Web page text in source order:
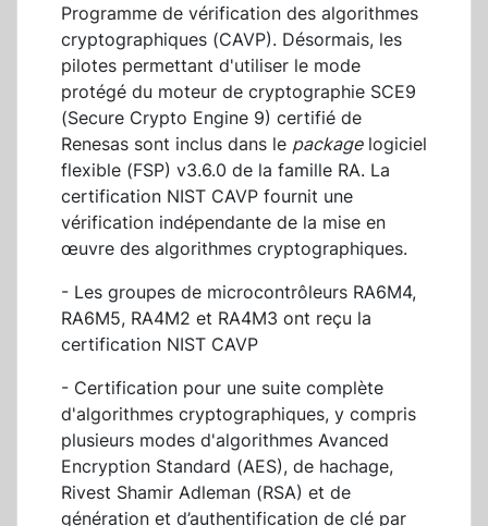
Programme de vérification des algorithmes
cryptographiques (CAVP). Désormais, les
pilotes permettant d'utiliser le mode
protégé du moteur de cryptographie SCE9
(Secure Crypto Engine 9) certifié de
Renesas sont inclus dans le packagelogiciel
flexible (FSP) v3.6.0 de la famille RA. La
certification NIST CAVP fournit une
vérification indépendante de la mise en
œuvre des algorithmes cryptographiques.
- Les groupes de microcontrôleurs RA6M4,
RA6M5, RA4M2 et RA4M3 ont reçu la
certification NIST CAVP
- Certification pour une suite complète
d'algorithmes cryptographiques, y compris
plusieurs modes d'algorithmes Avanced
Encryption Standard (AES), de hachage,
Rivest Shamir Adleman (RSA) et de
génération et d’authentification de clé par